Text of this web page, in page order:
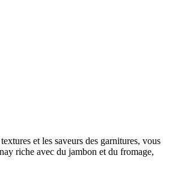
et les saveurs des garnitures, vous
riche avec du jambon et du fromage,